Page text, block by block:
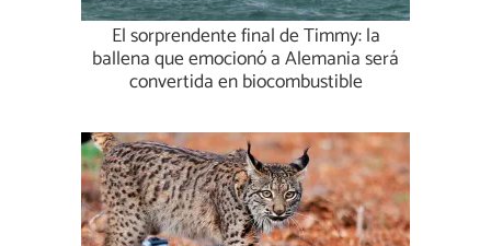
El sorprendente final de Timmy: la
ballena que emocionó a Alemania será
convertida en biocombustible